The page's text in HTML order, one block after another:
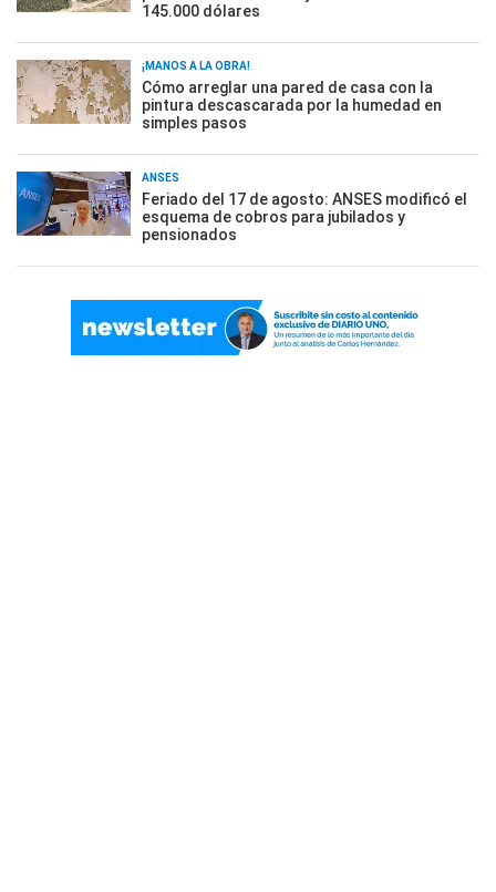
145.000 dólares
¡MANOS A LA OBRA!
Cómo arreglar una pared de casa con la
pintura descascarada por la humedad en
simples pasos
ANSES
Feriado del 17 de agosto: ANSES modificó el
esquema de cobros para jubilados y
pensionados